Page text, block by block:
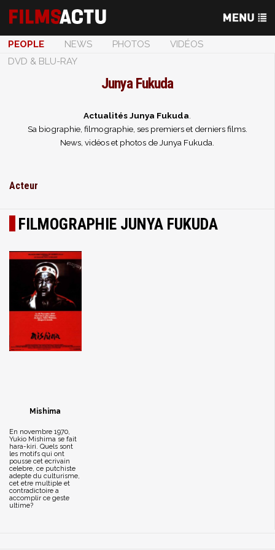
PEOPLE NEWS PHOTOS
VIDÉOS
DVD & BLU-RAY
Junya Fukuda
Actualités Junya Fukuda
Sa biographie, filmographie, ses premiers et derniers films.
News, vidéos et photos de Junya Fukuda.
Acteur
FILMOGRAPHIE JUNYA FUKUDA
Mishima
En novembre 1970,
Yukio Mishima se fait
hara-kiri. Quels sont
les motifs qui ont
pousse cet ecrivain
celebre, ce putchiste
adepte du culturisme,
cet etre multiple et
contradictoire a
accomplir ce geste
ultime?